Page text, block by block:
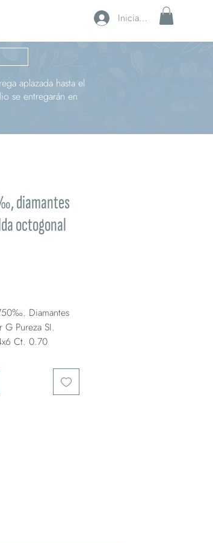
Iniciar sesión
aplazada hasta el
se entregarán en
diamantes
octogonal
Diamantes
Pureza SI.
Ct. 0.70